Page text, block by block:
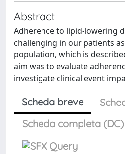
Abstract
Adherence to lipid-lowering
challenging in our patients
population, which is
aim was to evaluate
investigate clinical event
Scheda breve
Scheda completa (DC)